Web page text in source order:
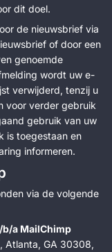
dit doel.
de nieuwsbrief via
of door een
genoemde
wordt uw e-
verwijderd, tenzij u
voor verder gebruik
gebruik van uw
is toegestaan en
informeren.
via de volgende
b/a MailChimp
Atlanta, GA 30308,